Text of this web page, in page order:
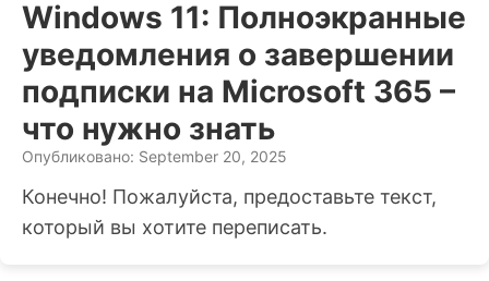
Windows 11: Полноэкранные
уведомления о завершении
подписки на Microsoft 365 –
что нужно знать
Опубликовано: September 20, 2025
Конечно! Пожалуйста, предоставьте текст,
который вы хотите переписать.